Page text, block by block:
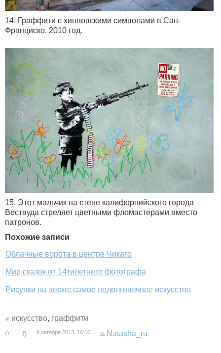
14. Граффити с хипповскими символами в Сан-
Франциско. 2010 год.
15. Этот мальчик на стене калифорнийского города
Вествуда стреляет цветными фломастерами вместо
патронов.
Похожие записи
Облачные ворота в центре Чикаго
Мир сказок от 14тилетнего фотографа
Рисунки на песке: самое недолговечное искусство
искусство, граффити
—
9 октября 2013, 16:10 Natasha_ru